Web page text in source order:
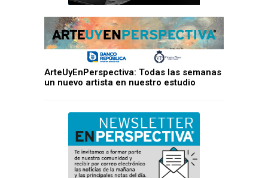
ArteUyEnPerspectiva: Todas las semanas
un nuevo artista en nuestro estudio